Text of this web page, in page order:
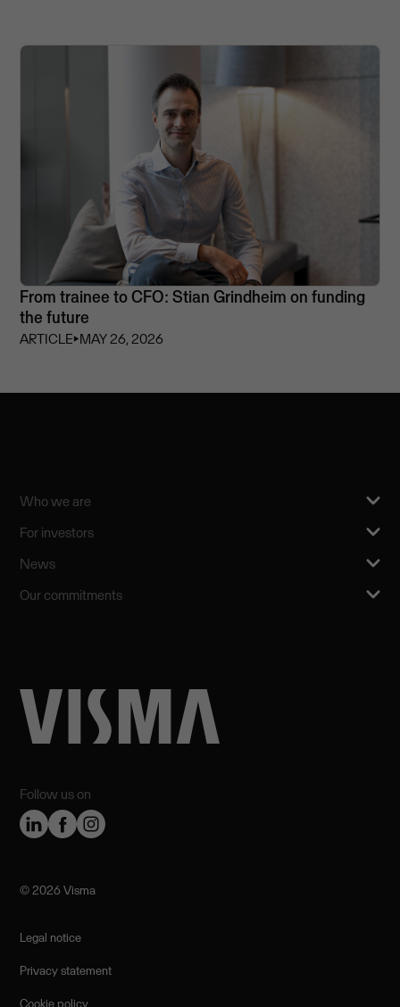
From trainee to CFO: Stian Grindheim on funding
the future
ARTICLE⏵MAY 26, 2026
Follow us on
Who we are
For investors
News
Our commitments
©️ 2026 Visma
Legal notice
Privacy statement
Cookie policy